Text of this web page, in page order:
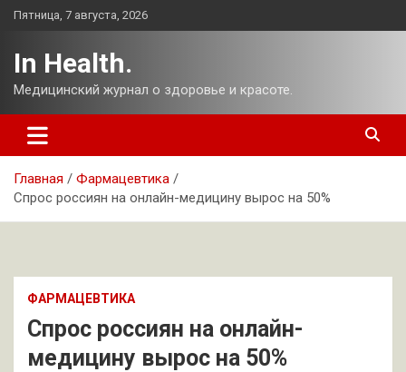
Перейти
Пятница, 7 августа, 2026
In Health.
Медицинский журнал о здоровье и красоте.
Главная
Фармацевтика
Спрос россиян на онлайн-медицину вырос на 50%
ФАРМАЦЕВТИКА
Спрос россиян на онлайн-
медицину вырос на 50%